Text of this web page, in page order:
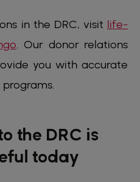
in the DRC, visit life-
. Our donor relations
you with accurate
the DRC is
today